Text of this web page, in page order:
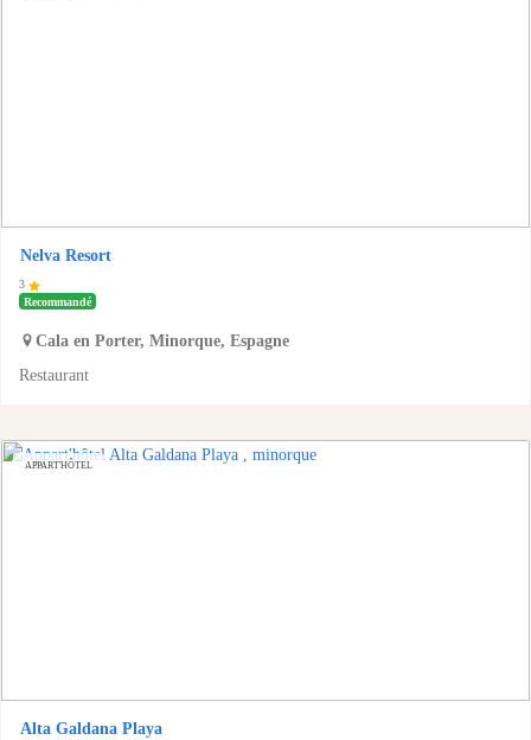
Nelva Resort
3
Recommandé
Cala en Porter, Minorque, Espagne
Restaurant
APPART'HÔTEL
Alta Galdana Playa